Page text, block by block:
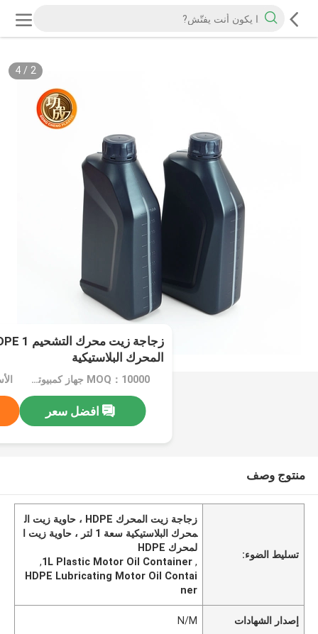
2
/
4
المحرك البلاستيكية
MOQ：10000 جهاز كمبيوتر شخصى
افضل سعر
منتوج وصف
تسليط الضوء:
زجاجة زيت المحرك HDPE ، حاوية زيت ال
محرك البلاستيكية سعة 1 لتر ، حاوية زيت ا
لمحرك HDPE
,
1L Plastic Motor Oil Container
,
HDPE Lubricating Motor Oil Contai
ner
إصدار الشهادات N/M